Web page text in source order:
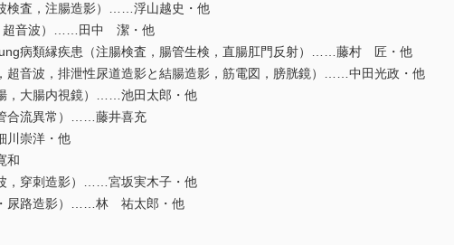
検査，注腸造影）……浮山越史・他
超音波）……田中 潔・他
病類縁疾患（注腸検査，腸管生検，直腸肛門反射）……藤村 匠・他
超音波，排泄性尿道造影と結腸造影，筋電図，膀胱鏡）……中田光政・他
，大腸内視鏡）……池田太郎・他
合流異常）……藤井喜充
川崇洋・他
和
，穿刺造影）……宮坂実木子・他
尿路造影）……林 祐太郎・他